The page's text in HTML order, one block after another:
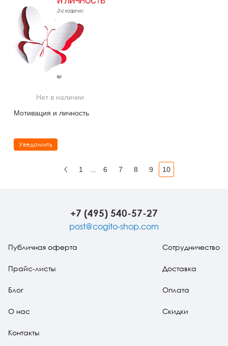
Нет в наличии
Мотивация и личность
Уведомить
1 ... 6 7 8 9 10
+7 (495) 540-57-27
post@cogito-shop.com
Публичная оферта
Прайс-листы
Блог
О нас
Контакты
Сотрудничество
Доставка
Оплата
Скидки